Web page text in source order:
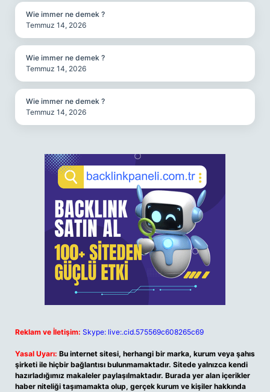
Wie immer ne demek ?
Temmuz 14, 2026
Wie immer ne demek ?
Temmuz 14, 2026
Wie immer ne demek ?
Temmuz 14, 2026
Reklam ve İletişim: Skype: live:.cid.575569c608265c69
Yasal Uyarı: Bu internet sitesi, herhangi bir marka, kurum veya şahıs
şirketi ile hiçbir bağlantısı bulunmamaktadır. Sitede yalnızca kendi
hazırladığımız makaleler paylaşılmaktadır. Burada yer alan içerikler
haber niteliği taşımamakta olup, gerçek kurum ve kişiler hakkında